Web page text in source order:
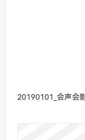
20190101_会声会